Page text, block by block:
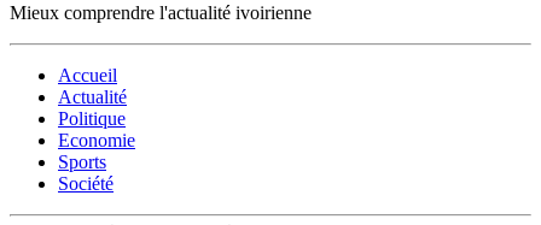
Mieux comprendre l'actualité ivoirienne
Accueil
Actualité
Politique
Economie
Sports
Société